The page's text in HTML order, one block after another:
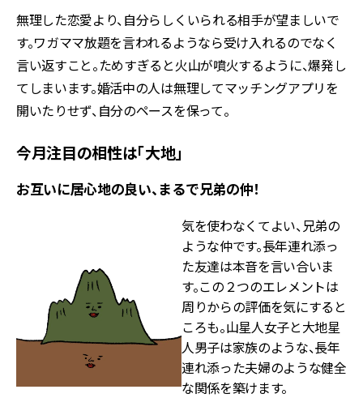
無理した恋愛より、自分らしくいられる相手が望ましいで
す。ワガママ放題を言われるようなら受け入れるのでなく
言い返すこと。ためすぎると火山が噴火するように、爆発し
てしまいます。婚活中の人は無理してマッチングアプリを
開いたりせず、自分のペースを保って。
今月注目の相性は「大地」
お互いに居心地の良い、まるで兄弟の仲！
気を使わなくてよい、兄弟の
ような仲です。長年連れ添っ
た友達は本音を言い合いま
す。この２つのエレメントは
周りからの評価を気にすると
ころも。山星人女子と大地星
人男子は家族のような、長年
連れ添った夫婦のような健全
な関係を築けます。